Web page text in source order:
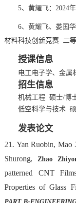
5、黄耀飞：2024
6、黄耀飞、娄国
材料科技创新竞赛 二等
授课信息
电工电子学、金属
招生信息
机械工程 硕士/博
低空科学与技术
发表论文
21. Yan Ruobin, Mao
Shurong,
Zhao
patterned CNT
Properties of Glass